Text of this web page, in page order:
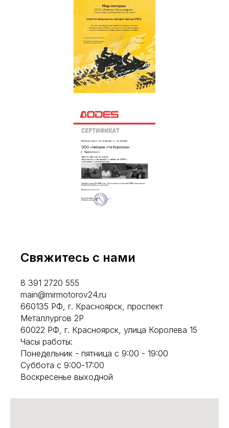
Свяжитесь с нами
8 391 2720 555
main@mirmotorov24.ru
660135 РФ, г. Красноярск, проспект
Металлургов 2Р
60022 РФ, г. Красноярск, улица Королева 15
Часы работы:
Понедельник - пятница с 9:00 - 19:00
Суббота с 9:00-17:00
Воскресенье выходной